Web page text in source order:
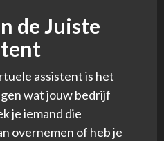
de Juiste
assistent is het
wat jouw bedrijf
je iemand die
overnemen of heb je